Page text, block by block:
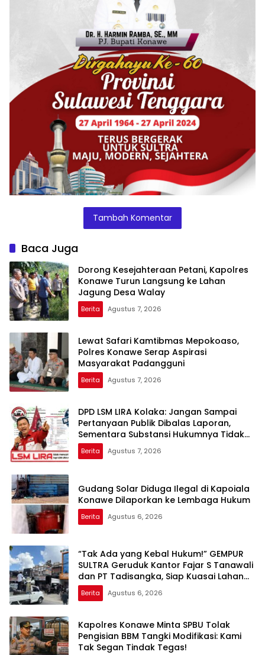
Tambah Komentar
Baca Juga
Dorong Kesejahteraan Petani, Kapolres
Konawe Turun Langsung ke Lahan
Jagung Desa Walay
Berita Agustus 7, 2026
Lewat Safari Kamtibmas Mepokoaso,
Polres Konawe Serap Aspirasi
Masyarakat Padangguni
Berita Agustus 7, 2026
DPD LSM LIRA Kolaka: Jangan Sampai
Pertanyaan Publik Dibalas Laporan,
Sementara Substansi Hukumnya Tidak
Pernah Dijelaskan Secara Terbuka
Berita Agustus 7, 2026
Gudang Solar Diduga Ilegal di Kapoiala
Konawe Dilaporkan ke Lembaga Hukum
Berita Agustus 6, 2026
“Tak Ada yang Kebal Hukum!” GEMPUR
SULTRA Geruduk Kantor Fajar S Tanawali
dan PT Tadisangka, Siap Kuasai Lahan
Puuwatu
Berita Agustus 6, 2026
Kapolres Konawe Minta SPBU Tolak
Pengisian BBM Tangki Modifikasi: Kami
Tak Segan Tindak Tegas!